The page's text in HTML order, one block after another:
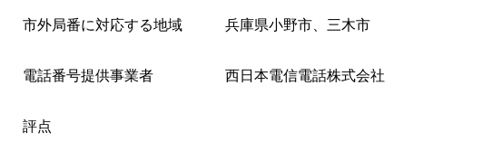
市外局番に対応する地域 兵庫県小野市、三木市
電話番号提供事業者 西日本電信電話株式会社
評点